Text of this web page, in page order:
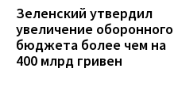
Зеленский утвердил
увеличение оборонного
бюджета более чем на
400 млрд гривен